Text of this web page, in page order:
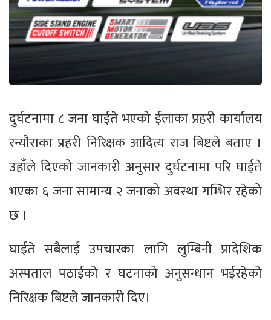
दुर्घटनामा ८ जना घाईते भएको ईलाका प्रहरी कार्यालय
रन्यौराका प्रहरी निरिक्षक आदित्य राज बिष्टले बताए ।
उहाँले दिएको जानकारी अनुसार दुर्घटनामा परि घाईते
भएका ६ जना सामान्य २ जनाको अवस्था गम्भिर रहेको
छ ।
घाईते सबैलाई उपचारका लागि लुम्बिनी प्रादेशिक
अस्पताल पठाईको र घटनाको अनुसन्धान भईरहेको
निरिक्षक बिष्टले जानकारी दिए।